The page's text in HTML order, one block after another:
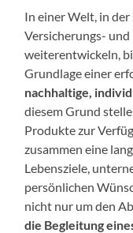
In einer Welt, in
Versicherungs-
weiterentwickeln,
Grundlage einer
nachhaltige,
diesem Grund
Produkte zur
zusammen eine
Lebensziele,
persönlichen
nicht nur um den
die Begleitung